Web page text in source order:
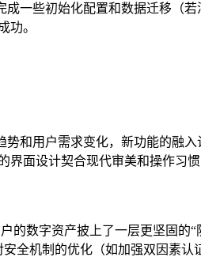
成一些初始化配置和数据迁移（
功。
势和用户需求变化，新功能的融
面设计契合现代审美和操作习
的数字资产披上了一层更坚固
全机制的优化（如加强双因素